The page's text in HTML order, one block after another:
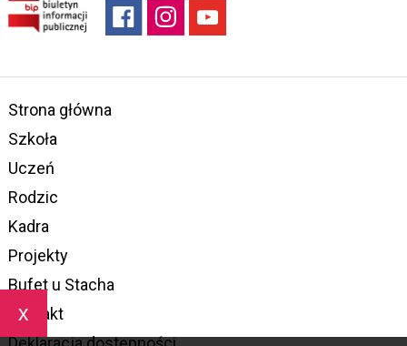
x
Strona główna
Szkoła
Uczeń
Rodzic
Kadra
Projekty
Bufet u Stacha
Kontakt